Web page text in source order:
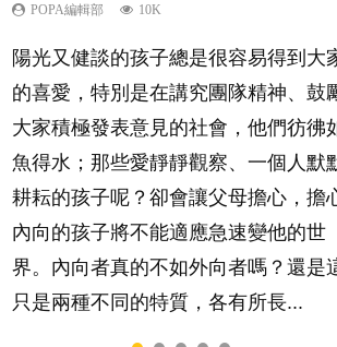
POPA編輯部 10K
陽光又健談的孩子總是很容易得到大
的喜愛，特別是在講究團隊精神、鼓
大家積極發表意見的社會，他們彷彿
魚得水；那些愛靜靜觀察、一個人默
耕耘的孩子呢？卻會讓父母擔心，擔
內向的孩子將不能適應急速變他的世
界。內向者真的不如外向者嗎？還是
只是兩種不同的特質，各有所長...
POPA編輯部 22.9K
你是不是也曾經以為只要跟相愛的人
婚，就自然能走到白頭，但生了孩子
發現事情不如你所料？ 經營婚姻，不
如我們想像的簡單，卻也不是大家說
那麼難。一起來認識婚姻的真相！...
POPA編輯部 16.3K
相信許多人初為人父母，由懷孕開始
孩子呱呱落地，心中都有數之不盡的
題～這裡一次過集合我們以往製作過
相關短片。 這段路讓我們跟你同行～
POPA編輯部 9.9K
有人話學多種語言越早開始越好，有
卻說一時間太多語言，會令孩子感到
淆，到底誰是誰非？聽聽專家怎樣說
解開語言學習的迷思～...
POPA編輯部 7.9K
很多父母都希望孩子係個「叻仔叻
女」，學業別太差，日常自理井井有
條。這樣的孩子是萬中無一，還是魚
熊掌，不能兼得？...